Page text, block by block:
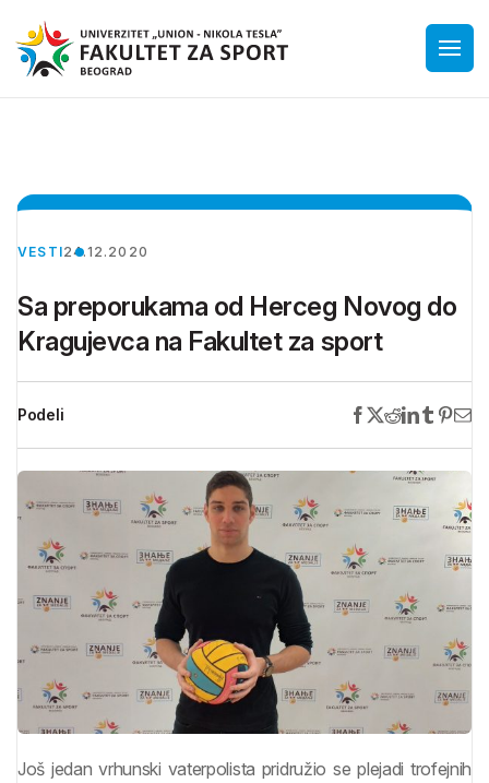
VESTI24.12.2020
Sa preporukama od Herceg Novog do
Kragujevca na Fakultet za sport
Podeli
Još jedan vrhunski vaterpolista pridružio se plejadi trofejnih